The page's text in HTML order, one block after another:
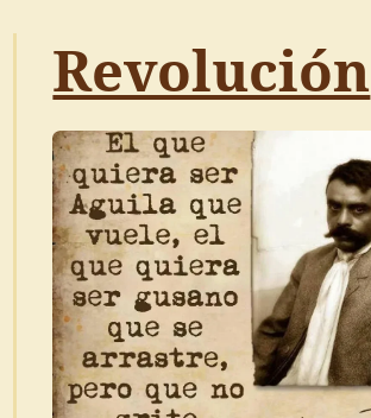
Revolución